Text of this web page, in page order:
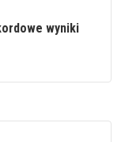
wyniki